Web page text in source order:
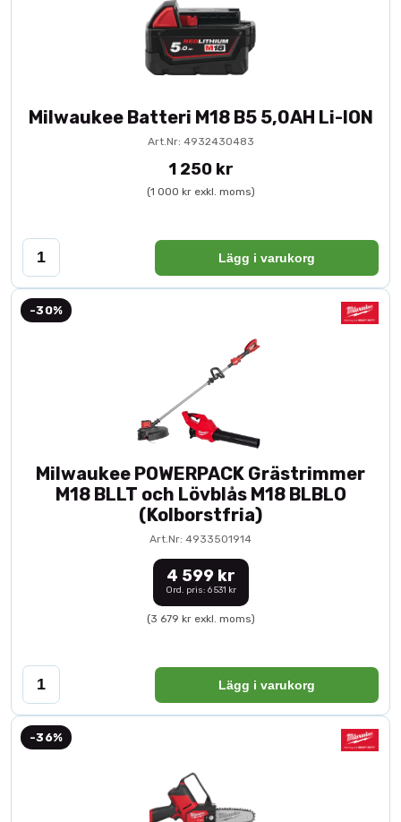
Milwaukee Batteri M18 B5 5,0AH Li-ION
Art.Nr: 4932430483
1 250 kr
(1 000 kr exkl. moms)
Lägg i varukorg
-30%
Milwaukee POWERPACK Grästrimmer
M18 BLLT och Lövblås M18 BLBLO
(Kolborstfria)
Art.Nr: 4933501914
4 599 kr
Ord. pris: 6 531 kr
(3 679 kr exkl. moms)
Lägg i varukorg
-36%